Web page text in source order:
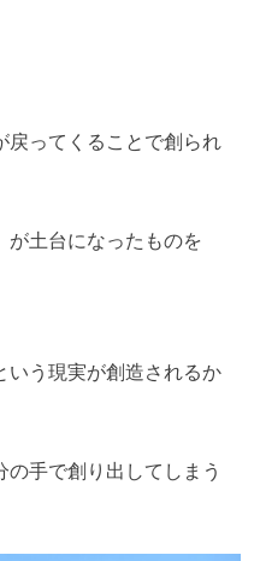
戻ってくることで創られ
が土台になったものを
いう現実が創造されるか
手で創り出してしまう